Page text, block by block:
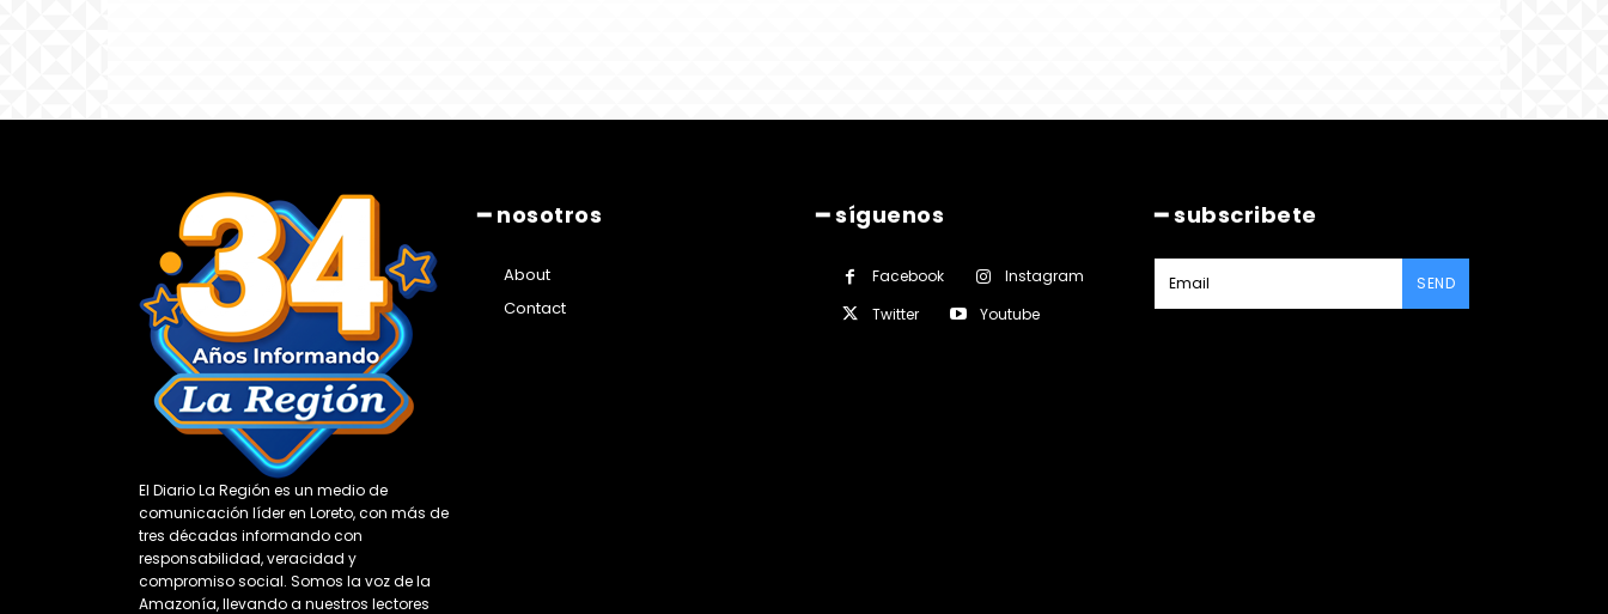
El Diario La Región es un medio de
comunicación líder en Loreto, con más de
tres décadas informando con
responsabilidad, veracidad y
compromiso social. Somos la voz de la
Amazonía, llevando a nuestros lectores
━ nosotros
About
Contact
━ síguenos
Facebook
Instagram
Twitter
Youtube
━ subscribete
SEND